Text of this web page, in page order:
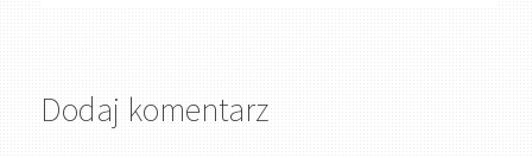
Dodaj komentarz